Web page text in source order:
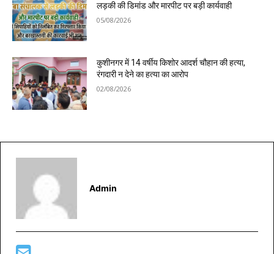
लड़की की डिमांड और मारपीट पर बड़ी कार्यवाही
05/08/2026
कुशीनगर में 14 वर्षीय किशोर आदर्श चौहान की हत्या,
रंगदारी न देने का हत्या का आरोप
02/08/2026
Admin